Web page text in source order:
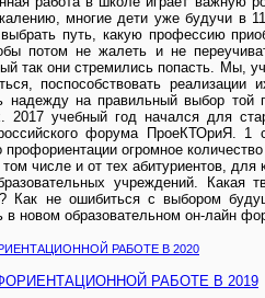
многие дети уже будучи в
путь, какую профессию
потом не жалеть и не
так они стремились попасть. Мы,
поспособствовать
надежду на правильный выбор той
2017 учебный год начался для
форума ПроеКТОриЯ. 1
профориентации огромное
числе и от тех абитуриентов,
учреждений. Какая
Как не ошибиться с выбором
в новом образовательном он-лайн
РАБОТЕ В 2020
РАБОТЕ В 2019